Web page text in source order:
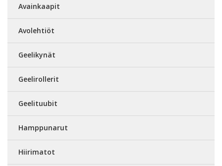
Avainkaapit
Avolehtiöt
Geelikynät
Geelirollerit
Geelituubit
Hamppunarut
Hiirimatot